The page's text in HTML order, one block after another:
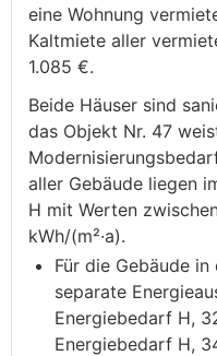
eine Wohnung
Kaltmiete aller
1.085 €.
Beide Häuser sind
das Objekt Nr. 47
aller Gebäude liegen
H mit Werten
kWh/(m²·a).
Für die Gebäude
separate
Energiebedarf H,
Energiebedarf H,